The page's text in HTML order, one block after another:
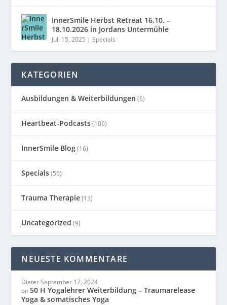
InnerSmile Herbst Retreat 16.10. –
18.10.2026 in Jordans Untermühle
Juli 15, 2025 |Specials
KATEGORIEN
Ausbildungen & Weiterbildungen (6)
Heartbeat-Podcasts(106)
InnerSmile Blog(16)
Specials(56)
Trauma Therapie(13)
Uncategorized (9)
NEUESTE KOMMENTARE
Dieter September 17, 2024
on50 H Yogalehrer Weiterbildung – Traumarelease
Yoga & somatisches Yoga